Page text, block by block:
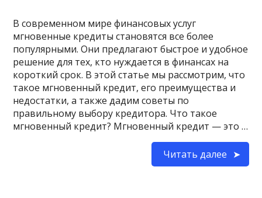
В современном мире финансовых услуг
мгновенные кредиты становятся все более
популярными. Они предлагают быстрое и удобное
решение для тех, кто нуждается в финансах на
короткий срок. В этой статье мы рассмотрим, что
такое мгновенный кредит, его преимущества и
недостатки, а также дадим советы по
правильному выбору кредитора. Что такое
мгновенный кредит? Мгновенный кредит — это …
Читать далее